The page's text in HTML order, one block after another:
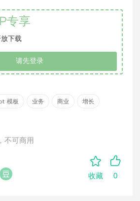
专享
下载
请先登录
模板 业务 商业 增长
不可商用
收藏 0